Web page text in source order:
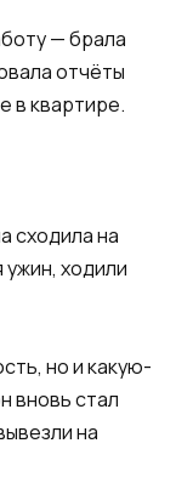
— брала
отчёты
в квартире.
сходила на
ходили
но и какую-
вновь стал
на